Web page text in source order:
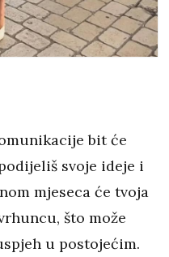
bit će
svoje ideje i
mjeseca će tvoja
što može
u postojećim.